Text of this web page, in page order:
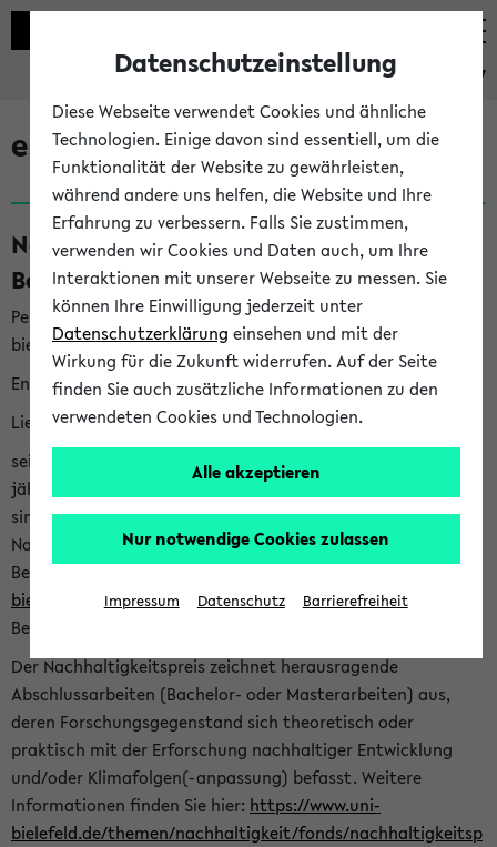
eKVV
eKVV News
Nachhaltigkeitspreis 2026:
Bewerbungsphase gestartet (06.08.26)
Per E-Mail eingestellt von nachhaltigkeitsbuero@uni-
bielefeld.de an den Verteiler 'Alle Studierenden':
English version below
Liebe Studierende,
seit 2023 verleiht das Rektorat der Universität Bielefeld
jährlich den Nachhaltigkeitspreis für Abschlussarbeiten. Sie
sind herzlich eingeladen sich mit Ihrer Abschlussarbeit beim
Nachhaltigkeitsbüro zu bewerben. Bitte nutzen Sie für Ihre
Bewerbung dieses Formular<https://formulare.uni-
bielefeld.de/frontend-server/form/provide/913/>. Die
Bewerbungsfrist endet am 30.09.2026.
Der Nachhaltigkeitspreis zeichnet herausragende
Abschlussarbeiten (Bachelor- oder Masterarbeiten) aus,
deren Forschungsgegenstand sich theoretisch oder
praktisch mit der Erforschung nachhaltiger Entwicklung
und/oder Klimafolgen(-anpassung) befasst. Weitere
Informationen finden Sie hier: https://www.uni-
bielefeld.de/themen/nachhaltigkeit/fonds/nachhaltigkeitsp
Datenschutzeinstellung
Diese Webseite verwendet Cookies und ähnliche
Technologien. Einige davon sind essentiell, um die
Funktionalität der Website zu gewährleisten,
während andere uns helfen, die Website und Ihre
Erfahrung zu verbessern. Falls Sie zustimmen,
verwenden wir Cookies und Daten auch, um Ihre
Interaktionen mit unserer Webseite zu messen. Sie
können Ihre Einwilligung jederzeit unter
Datenschutzerklärung einsehen und mit der
Wirkung für die Zukunft widerrufen. Auf der Seite
finden Sie auch zusätzliche Informationen zu den
verwendeten Cookies und Technologien.
Alle akzeptieren
Nur notwendige Cookies zulassen
Impressum Datenschutz Barrierefreiheit